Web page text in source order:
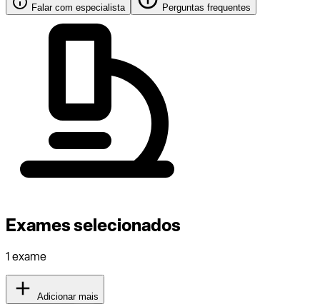
Falar com especialista Perguntas frequentes
Exames selecionados
1 exame
Adicionar mais